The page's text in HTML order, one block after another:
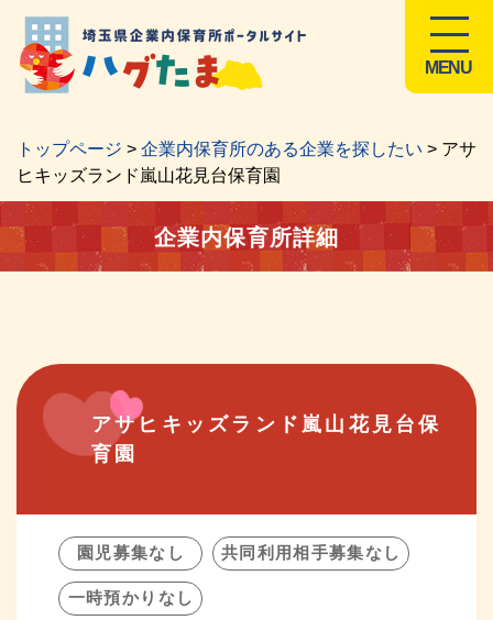
MENU
トップページ > 企業内保育所のある企業を探したい > アサ
ヒキッズランド嵐山花見台保育園
企業内保育所詳細
アサヒキッズランド嵐山花見台保
育園
園児募集なし 共同利用相手募集なし
一時預かりなし